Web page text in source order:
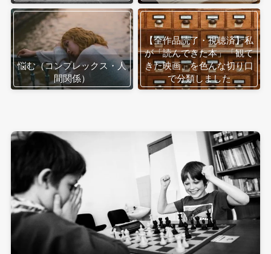
悩む（コンプレックス・人
間関係）
【全作品読了・視聴済】私
が「読んできた本」「観て
きた映画」を色んな切り口
で分類しました